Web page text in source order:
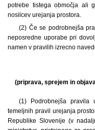
potrebe tistega območja ali
nosilcev urejanja prostora.
(2) Če se podrobnejša
neposredne uporabe pri
namen v pravilih izrecno
(priprava, sprejem in
(1) Podrobnejša pravila
temeljnih pravil urejanja
Republike Slovenije (v